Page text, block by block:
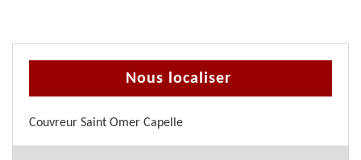
Nous localiser
Couvreur Saint Omer Capelle